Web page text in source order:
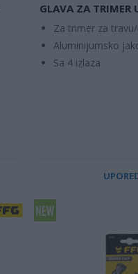
GLAVA ZA TRIMER
Za trimer za
Aluminijumsko
Sa 4 izlaza